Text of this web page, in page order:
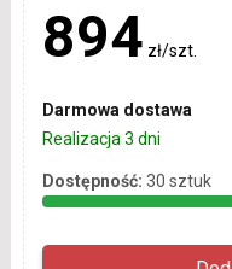
894 zł/szt.
Darmowa dostawa
Realizacja 3 dni
Dostępność: 30 sztuk